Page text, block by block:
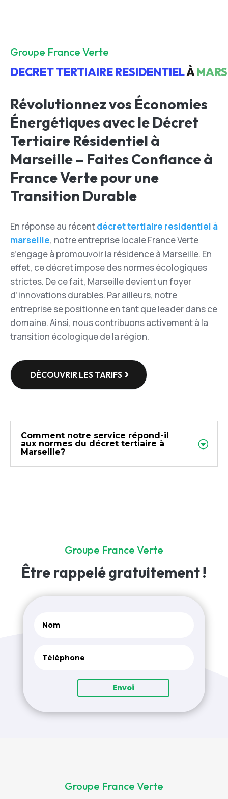
Groupe France Verte
DECRET TERTIAIRE RESIDENTIELÀ
Révolutionnez vos Économies
Énergétiques avec le Décret
Tertiaire Résidentiel à
Marseille – Faites Confiance à
France Verte pour une
Transition Durable
En réponse au récentdécret tertiaire residentiel à
marseille, notre entreprise locale France Verte
s’engage à promouvoir la résidence à Marseille. En
effet, ce décret impose des normes écologiques
strictes. De ce fait, Marseille devient un foyer
d’innovations durables. Par ailleurs, notre
entreprise se positionne en tant que leader dans ce
domaine. Ainsi, nous contribuons activement à la
transition écologique de la région.
DÉCOUVRIR LES TARIFS
Comment notre service répond-il
aux normes du décret tertiaire à
Marseille?
Groupe France Verte
Être rappelégratuitement !
Envoi
Groupe France Verte